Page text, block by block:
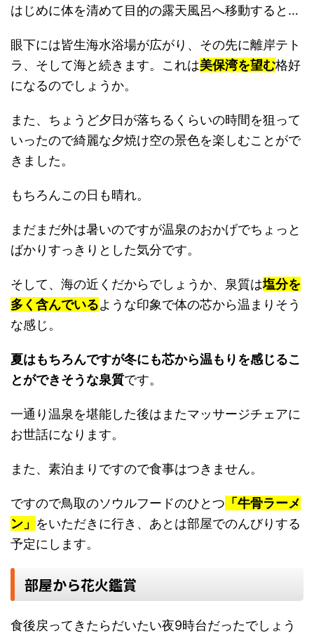
はじめに体を清めて目的の露天風呂へ移動すると…
眼下には皆生海水浴場が広がり、その先に離岸テト
ラ、そして海と続きます。これは美保湾を望む格好
になるのでしょうか。
また、ちょうど夕日が落ちるくらいの時間を狙って
いったので綺麗な夕焼け空の景色を楽しむことがで
きました。
もちろんこの日も晴れ。
まだまだ外は暑いのですが温泉のおかげでちょっと
ばかりすっきりとした気分です。
そして、海の近くだからでしょうか、泉質は塩分を
多く含んでいるような印象で体の芯から温まりそう
な感じ。
夏はもちろんですが冬にも芯から温もりを感じるこ
とができそうな泉質です。
一通り温泉を堪能した後はまたマッサージチェアに
お世話になります。
また、素泊まりですので食事はつきません。
ですので鳥取のソウルフードのひとつ 「牛骨ラーメ
ン」 をいただきに行き、あとは部屋でのんびりする
予定にします。
部屋から花火鑑賞
食後戻ってきたらだいたい夜9時台だったでしょう